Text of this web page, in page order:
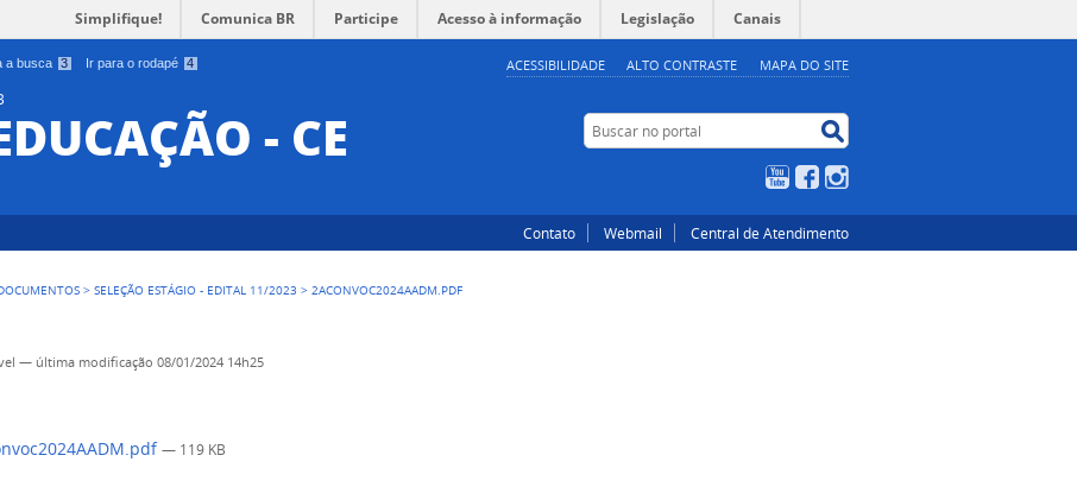
a busca 3 Ir para o rodapé 4 ACESSIBILIDADE ALTO CONTRASTE MAPA DO SITE
Simplifique! Comunica BR Participe Acesso à informação Legislação Canais
- CE Buscar no portal
YouTubeFacebook
Contato Webmail Central de Atendimento
>SELEÇÃO ESTÁGIO - EDITAL 11/2023 >2ACONVOC2024AADM.PDF
— última modificação 08/01/2024 14h25
— 119 KB